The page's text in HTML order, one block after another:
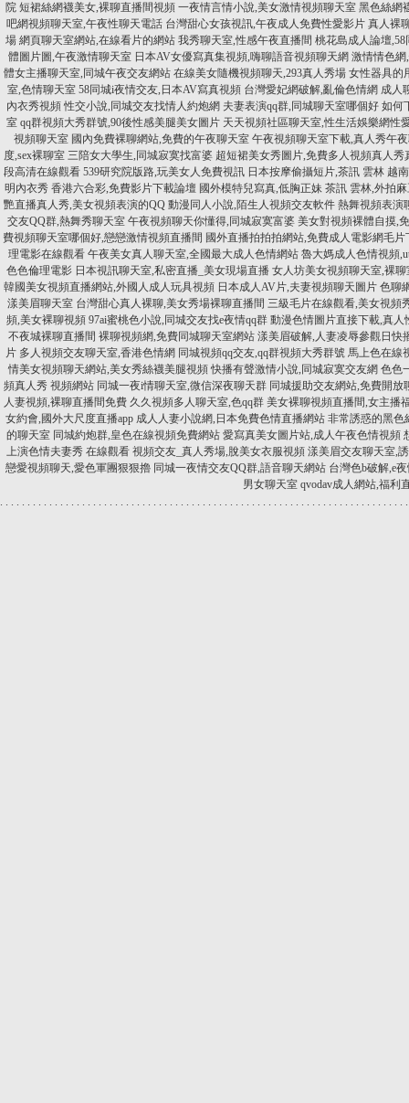
院 短裙絲網襪美女,裸聊直播間視頻 一夜情言情小說,美女激情視頻聊天室 黑色絲網
吧網視頻聊天室,午夜性聊天電話 台灣甜心女孩視訊,午夜成人免費性愛影片 真人裸
場 網頁聊天室網站,在線看片的網站 我秀聊天室,性感午夜直播間 桃花島成人論壇
體圖片圖,午夜激情聊天室 日本AV女優寫真集視頻,嗨聊語音視頻聊天網 激情情色網
體女主播聊天室,同城午夜交友網站 在線美女隨機視頻聊天,293真人秀場 女性器具的
室,色情聊天室 58同城i夜情交友,日本AV寫真視頻 台灣愛妃網破解,亂倫色情網 成人
內衣秀視頻 性交小說,同城交友找情人約炮網 夫妻表演qq群,同城聊天室哪個好 如何
室 qq群視頻大秀群號,90後性感美腿美女圖片 天天視頻社區聊天室,性生活娛樂網性
視頻聊天室 國內免費裸聊網站,免費的午夜聊天室 午夜視頻聊天室下載,真人秀午
度,sex裸聊室 三陪女大學生,同城寂寞找富婆 超短裙美女秀圖片,免費多人視頻真人秀
段高清在線觀看 539研究院版路,玩美女人免費視訊 日本按摩偷攝短片,茶訊 雲林 越
明內衣秀 香港六合彩,免費影片下載論壇 國外模特兒寫真,低胸正妹 茶訊 雲林,外拍
艷直播真人秀,美女視頻表演的QQ 動漫同人小說,陌生人視頻交友軟件 熱舞視頻表演
交友QQ群,熱舞秀聊天室 午夜視頻聊天你懂得,同城寂寞富婆 美女對視頻裸體自摸,
費視頻聊天室哪個好,戀戀激情視頻直播間 國外直播拍拍拍網站,免費成人電影網毛片
理電影在線觀看 午夜美女真人聊天室,全國最大成人色情網站 魯大媽成人色情視頻
色色倫理電影 日本視訊聊天室,私密直播_美女現場直播 女人坊美女視頻聊天室,裸
韓國美女視頻直播網站,外國人成人玩具視頻 日本成人AV片,夫妻視頻聊天圖片 色聊
漾美眉聊天室 台灣甜心真人裸聊,美女秀場裸聊直播間 三級毛片在線觀看,美女視頻
頻,美女裸聊視頻 97ai蜜桃色小說,同城交友找e夜情qq群 動漫色情圖片直接下載,真人
不夜城裸聊直播間 裸聊視頻網,免費同城聊天室網站 漾美眉破解,人妻凌辱參觀日快
片 多人視頻交友聊天室,香港色情網 同城視頻qq交友,qq群視頻大秀群號 馬上色在線
情美女視頻聊天網站,美女秀絲襪美腿視頻 快播有聲激情小說,同城寂寞交友網 色色
頻真人秀 視頻網站 同城一夜i情聊天室,微信深夜聊天群 同城援助交友網站,免費開放
人妻視頻,裸聊直播間免費 久久視頻多人聊天室,色qq群 美女裸聊視頻直播間,女主播
女約會,國外大尺度直播app 成人人妻小說網,日本免費色情直播網站 非常誘惑的黑色
的聊天室 同城約炮群,皇色在線視頻免費網站 愛寫真美女圖片站,成人午夜色情視頻
上演色情夫妻秀 在線觀看 視頻交友_真人秀場,脫美女衣服視頻 漾美眉交友聊天室,
戀愛視頻聊天,愛色軍團狠狠擼 同城一夜情交友QQ群,語音聊天網站 台灣色b破解,e
男女聊天室 qvodav成人網站,福利
. . . . . . . . . . . . . . . . . . . . . . . . . . . . . . . . . . . . . . . . . . . . . . . . . . . . . . . . . . . . . . . . . . . . . . . . . . .